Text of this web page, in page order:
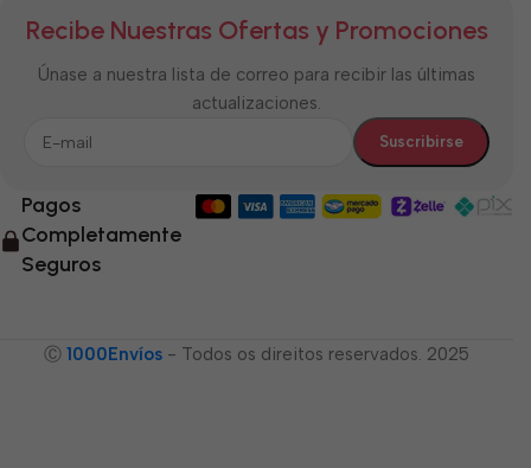
Recibe Nuestras Ofertas y Promociones
Únase a nuestra lista de correo para recibir las últimas
actualizaciones.
Pagos
Completamente
Seguros
Ⓒ 1000Envíos - Todos os direitos reservados. 2025